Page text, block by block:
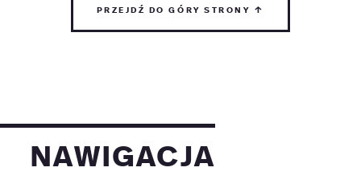
przejdź do góry strony ↑
nawigacja